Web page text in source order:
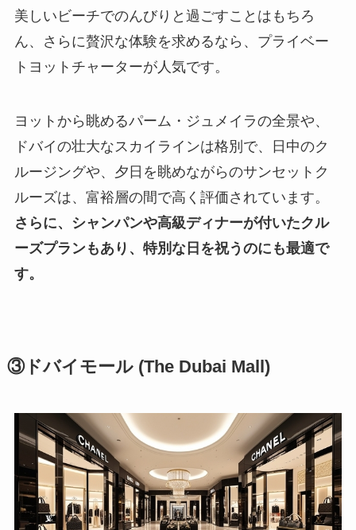
美しいビーチでのんびりと過ごすことはもちろ
ん、さらに贅沢な体験を求めるなら、プライベー
トヨットチャーターが人気です。
ヨットから眺めるパーム・ジュメイラの全景や、
ドバイの壮大なスカイラインは格別で、日中のク
ルージングや、夕日を眺めながらのサンセットク
ルーズは、富裕層の間で高く評価されています。
さらに、シャンパンや高級ディナーが付いたクル
ーズプランもあり、特別な日を祝うのにも最適で
す。
③ドバイモール (The Dubai Mall)